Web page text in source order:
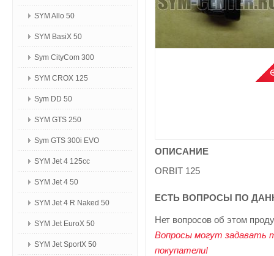
SYM Allo 50
SYM BasiX 50
Sym CityCom 300
SYM CROX 125
Sym DD 50
SYM GTS 250
Sym GTS 300i EVO
SYM Jet 4 125сс
SYM Jet 4 50
SYM Jet 4 R Naked 50
SYM Jet EuroX 50
SYM Jet SportX 50
ОПИСАНИЕ
ORBIT 125
ЕСТЬ ВОПРОСЫ ПО
Нет вопросов об этом
Вопросы могут задавать
покупатели!